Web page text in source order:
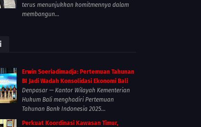
terus menunjukkan komitmennya dalam
membangun...
Erwin Soeriadimadja: Pertemuan Tahunan
BI Jadi Wadah Konsolidasi Ekonomi Bali
Denpasar — Kantor Wilayah Kementerian
Hukum Bali menghadiri Pertemuan
Tahunan Bank Indonesia 2025...
Perkuat Koordinasi Kawasan Timur,